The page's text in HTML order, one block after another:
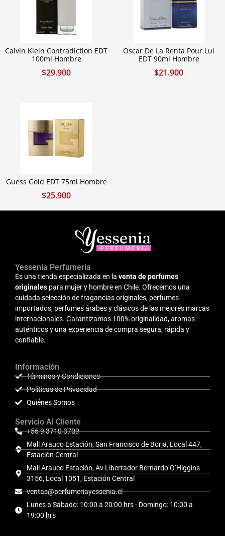
Calvin Klein Contradiction EDT
100ml Hombre
$29.900
Oscar De La Renta Pour Lui
EDT 90ml Hombre
$21.900
Guess Gold EDT 75ml Hombre
$25.900
Yessenia Perfumería
Es una tienda especializada en la venta de perfumes
originales para mujer y hombre en Chile. Ofrecemos una
cuidada selección de fragancias originales, perfumes
importados, perfumes árabes y clásicos de las mejores marcas
internacionales. Garantizamos 100% originalidad, aromas
auténticos y una experiencia de compra segura, rápida y
confiable.
Información
Términos y Condiciones
Políticas de Privacidad
Quiénes Somos
Servicio Al Cliente
+56 9 3710 3709
Mall Arauco Estación, San Francisco de Borja, Local 447,
Estación Central
Mall Arauco Estación, Av Libertador Bernardo O’Higgins
3156, Local 1051, Estación Central
ventas@perfumeriayessenia.cl
Lunes a Sábado: 10:00 a 20:00 hrs - Domingo: 10:00 a
19:00 hrs